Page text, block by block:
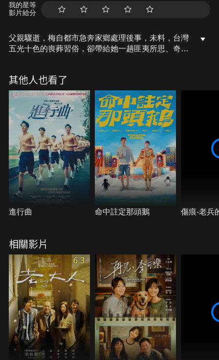
我的星等
影片給分
父親驟逝，梅自都市急奔家鄉處理後事，未料，台灣
五光十色的喪葬習俗，卻帶給她一趟匪夷所思、奇特
緩。一場又一場宛如走馬燈的葬儀流程，更讓梅重新
找到一個看望這塊土地的獨特視角。然而，華麗的七
天儀式後，喪親之痛，才慢慢重回到梅身上，「子欲
養而親不待」的喟嘆、加上專屬父女間的種種私密記
憶，迅速化作一枚哀傷，摻入她淚裡，梅頓時痛哭不
止，久久不能自己…。
其他人也看了
進行曲 命中註定那頭鵝 傷痕-老兵
相關影片
6.3